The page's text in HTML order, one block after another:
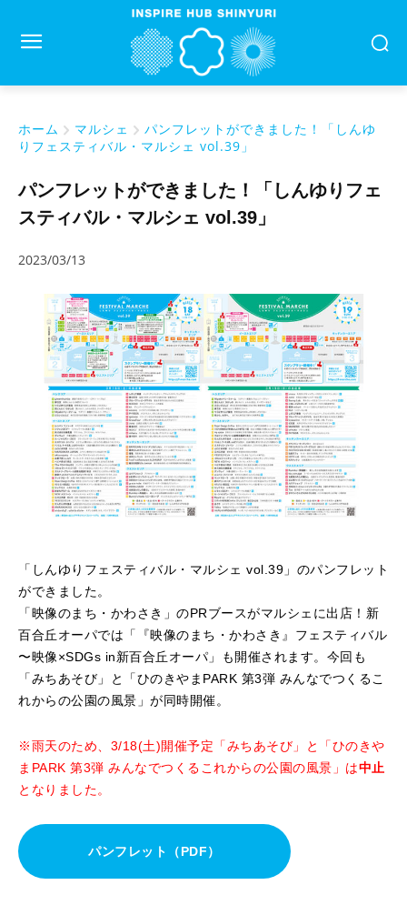
ホーム マルシェ
パンフレットができました！「しんゆ
りフェスティバル・マルシェ vol.39」
パンフレットができました！「しんゆりフェ
スティバル・マルシェ vol.39」
2023/03/13
「しんゆりフェスティバル・マルシェ vol.39」のパンフレット
ができました。
「映像のまち・かわさき」のPRブースがマルシェに出店！新
百合丘オーパでは「『映像のまち・かわさき』フェスティバル
〜映像×SDGs in新百合丘オーパ」も開催されます。今回も
「みちあそび」と「ひのきやまPARK 第3弾 みんなでつくるこ
れからの公園の風景」が同時開催。
※雨天のため、3/18(土)開催予定「みちあそび」と「ひのきや
まPARK 第3弾 みんなでつくるこれからの公園の風景」は中止
となりました。
パンフレット（PDF）